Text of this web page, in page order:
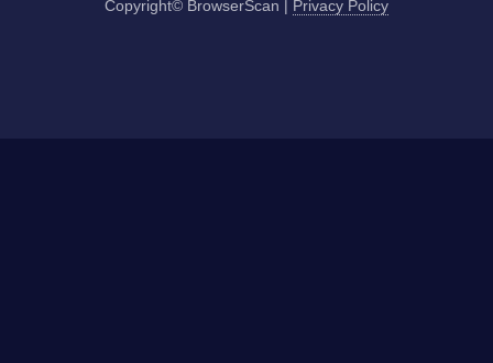
Copyright© BrowserScan | Privacy Policy